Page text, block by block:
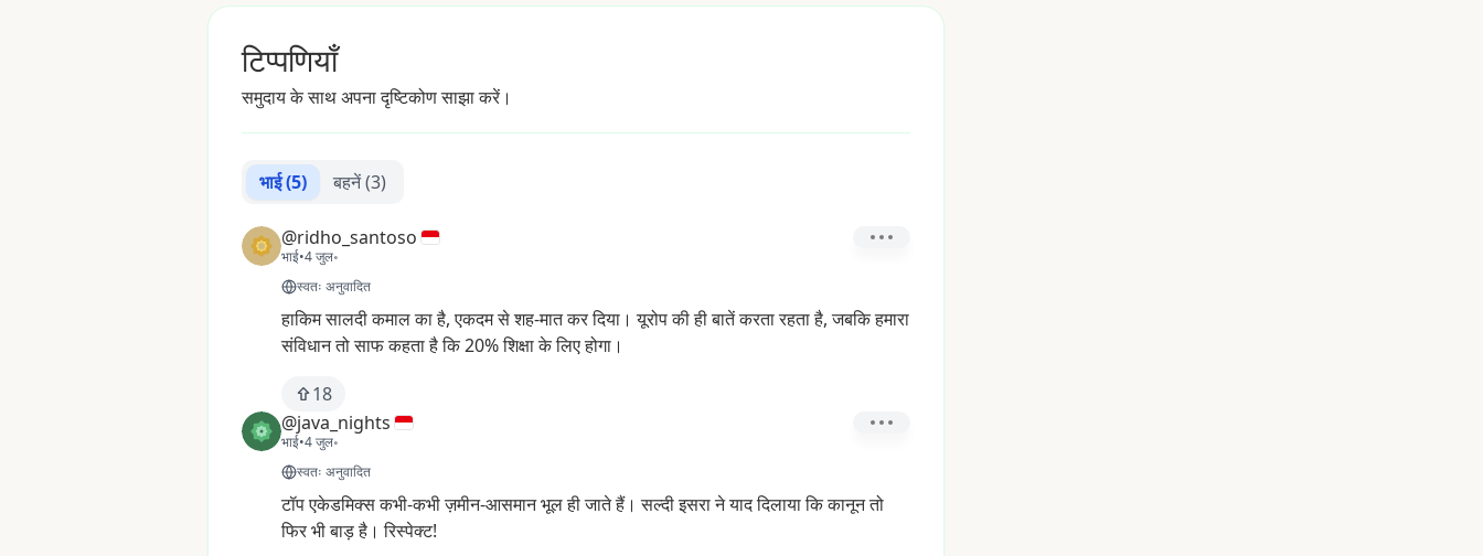
टिप्पणियाँ
समुदाय के साथ अपना दृष्टिकोण साझा करें।
भाई(5) बहनें(3)
@ridho_santoso
भाई•4 जुल॰
स्वतः अनुवादित
हाकिमसालदीकमालकाहै, एकदमसेशह-मातकरदिया। यूरोपकीहीबातेंकरतारहताहै, जबकिहमारा
संविधानतोसाफकहताहैकि20%शिक्षाकेलिएहोगा।
18
@java_nights
भाई•4 जुल॰
स्वतः अनुवादित
टॉपएकेडमिक्सकभी-कभीज़मीन-आसमानभूलहीजातेहैं। सल्दीइसरानेयाददिलायाकिकानूनतो
फिरभीबाड़है। रिस्पेक्ट!